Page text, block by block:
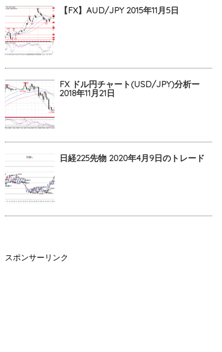
【FX】AUD/JPY 2015年11月5日
FX ドル円チャート(USD/JPY)分析ー
2018年11月21日
日経225先物 2020年4月9日のトレード
スポンサーリンク